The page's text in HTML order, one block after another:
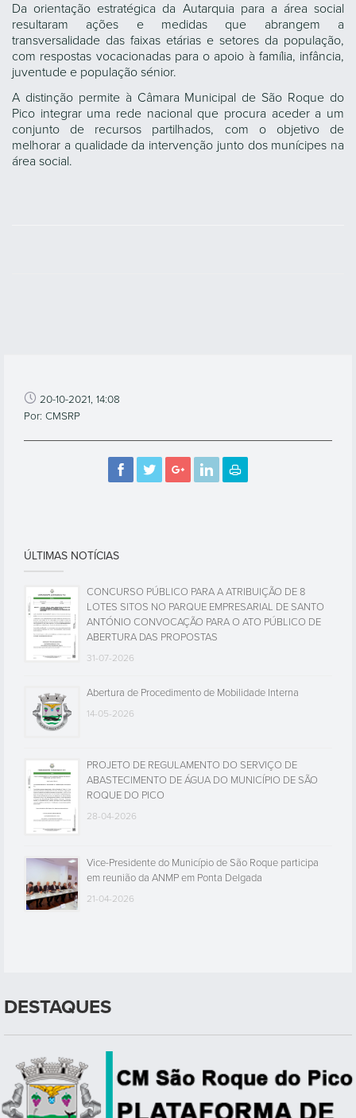
Da orientação estratégica da Autarquia para a área social
resultaram ações e medidas que abrangem a
transversalidade das faixas etárias e setores da população,
com respostas vocacionadas para o apoio à família, infância,
juventude e população sénior.
A distinção permite à Câmara Municipal de São Roque do
Pico integrar uma rede nacional que procura aceder a um
conjunto de recursos partilhados, com o objetivo de
melhorar a qualidade da intervenção junto dos munícipes na
área social.
20-10-2021, 14:08
Por: CMSRP
ÚLTIMAS NOTÍCIAS
CONCURSO PÚBLICO PARA A ATRIBUIÇÃO DE 8
LOTES SITOS NO PARQUE EMPRESARIAL DE SANTO
ANTÓNIO CONVOCAÇÃO PARA O ATO PÚBLICO DE
ABERTURA DAS PROPOSTAS
31-07-2026
Abertura de Procedimento de Mobilidade Interna
14-05-2026
PROJETO DE REGULAMENTO DO SERVIÇO DE
ABASTECIMENTO DE ÁGUA DO MUNICÍPIO DE SÃO
ROQUE DO PICO
28-04-2026
Vice-Presidente do Município de São Roque participa
em reunião da ANMP em Ponta Delgada
21-04-2026
DESTAQUES